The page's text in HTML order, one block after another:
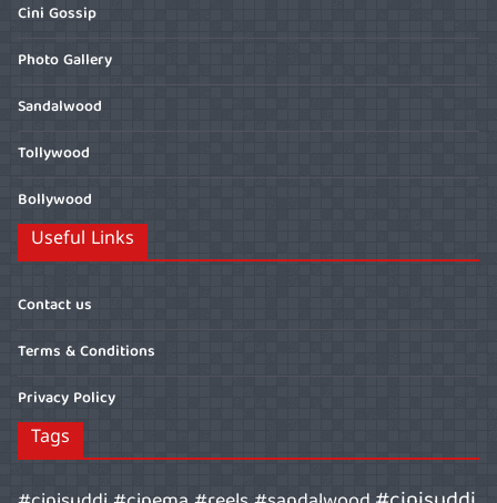
Cini Gossip
Photo Gallery
Sandalwood
Tollywood
Bollywood
Useful Links
Contact us
Terms & Conditions
Privacy Policy
Tags